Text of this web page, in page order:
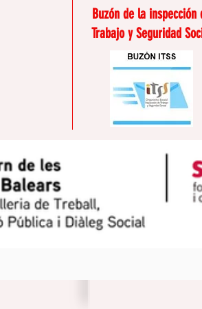
Buzón de la inspección
Trabajo y Seguridad